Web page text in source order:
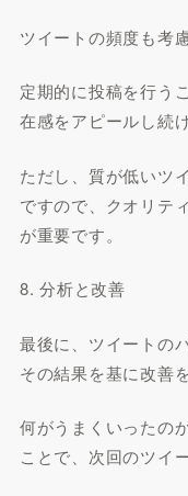
ツイートの頻度も考
定期的に投稿を行う
在感をアピールし続
ただし、質が低いツ
ですので、クオリテ
が重要です。
8. 分析と改善
最後に、ツイートの
その結果を基に改善
何がうまくいったの
ことで、次回のツイ